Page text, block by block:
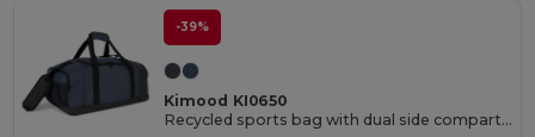
-39%
Kimood KI0650
Recycled sports bag with dual side compartment